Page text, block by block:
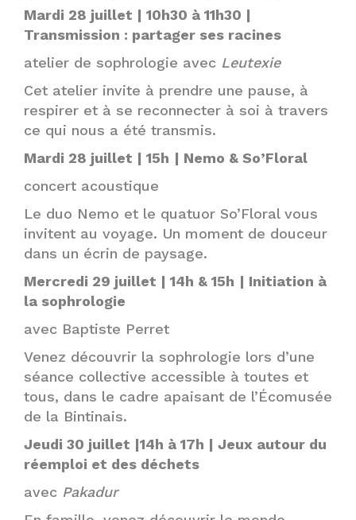
Mardi 28 juillet | 10h30 à 11h30 |
Transmission : partager ses racines
atelier de sophrologie avec Leutexie
Cet atelier invite à prendre une pause, à
respirer et à se reconnecter à soi à travers
ce qui nous a été transmis.
Mardi 28 juillet | 15h | Nemo & So’Floral
concert acoustique
Le duo Nemo et le quatuor So’Floral vous
invitent au voyage. Un moment de douceur
dans un écrin de paysage.
Mercredi 29 juillet | 14h & 15h | Initiation à
la sophrologie
avec Baptiste Perret
Venez découvrir la sophrologie lors d’une
séance collective accessible à toutes et
tous, dans le cadre apaisant de l’Écomusée
de la Bintinais.
Jeudi 30 juillet |14h à 17h | Jeux autour du
réemploi et des déchets
avec Pakadur